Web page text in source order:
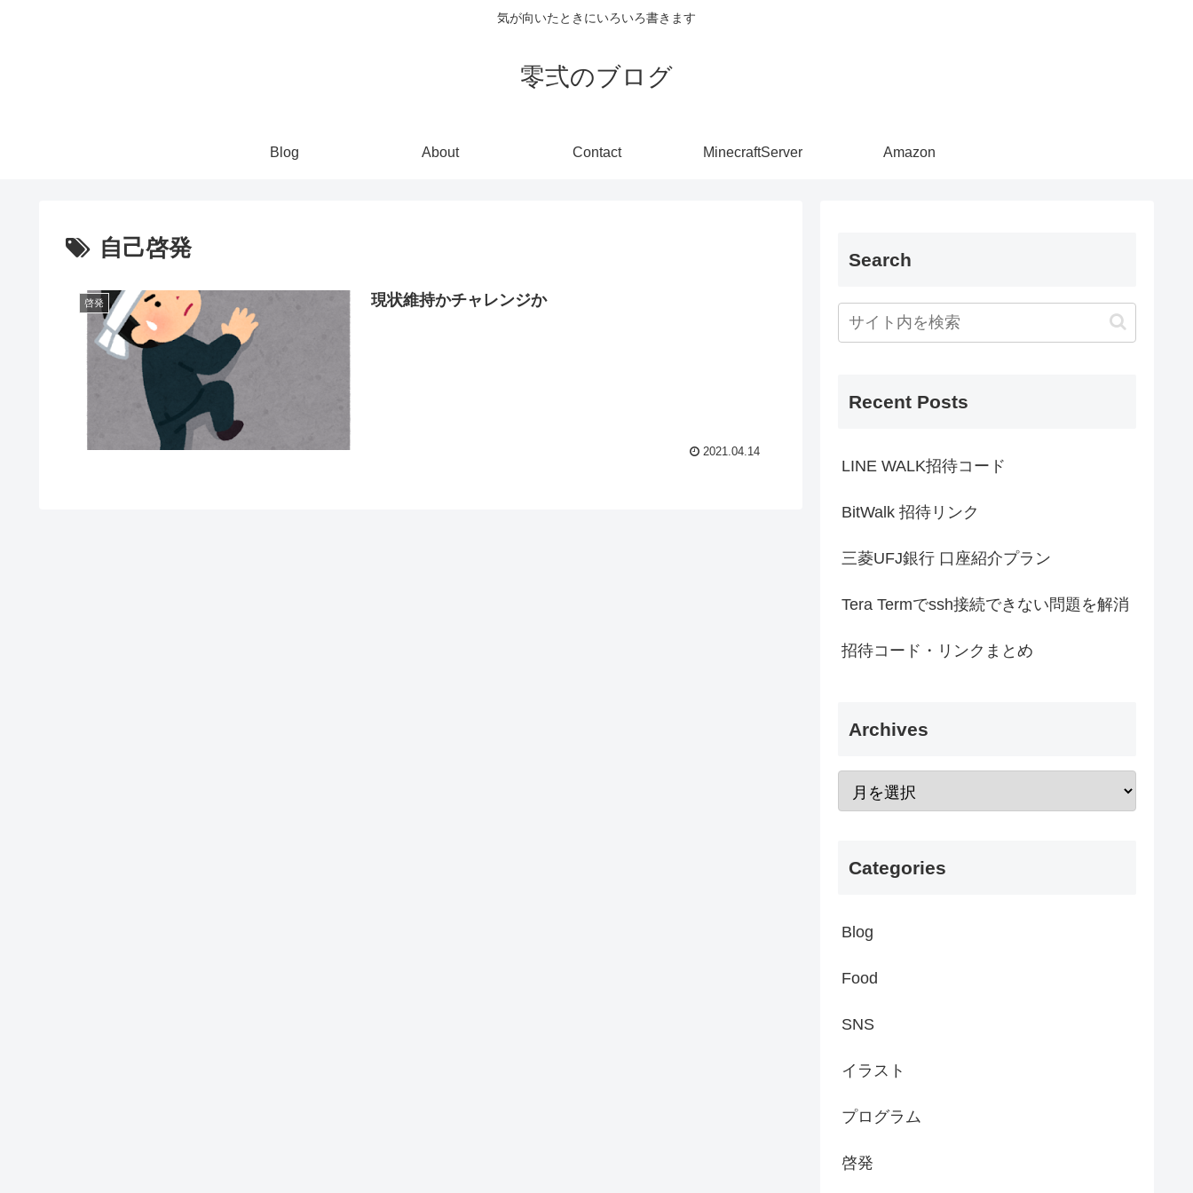
気が向いたときにいろいろ書きます
零弍のブログ
Blog About Contact MinecraftServer Amazon
自己啓発
啓発 現状維持かチャレンジか
2021.04.14
Search
Recent Posts
LINE WALK招待コード
BitWalk 招待リンク
三菱UFJ銀行 口座紹介プラン
Tera Termでssh接続できない問題を解消
招待コード・リンクまとめ
Archives
Categories
Blog
Food
SNS
イラスト
プログラム
啓発